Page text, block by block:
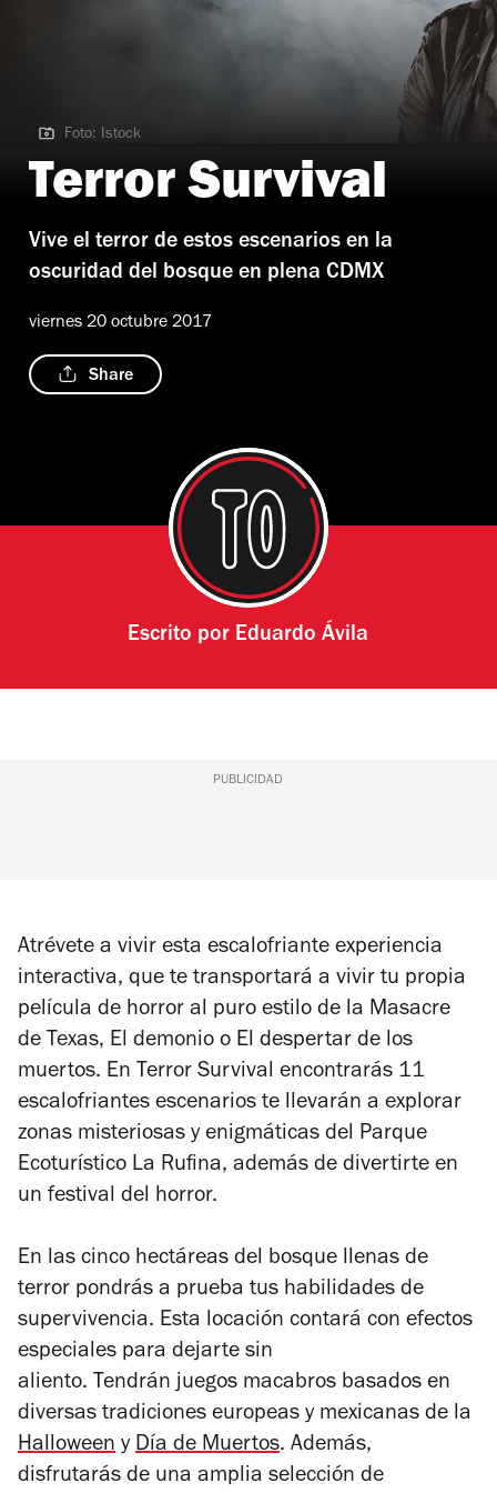
Foto: Istock
Foto: Istock
Terror Survival
Vive el terror de estos escenarios en la
oscuridad del bosque en plena CDMX
viernes 20 octubre 2017
Share
Escrito por Eduardo Ávila
PUBLICIDAD
Atrévete a vivir esta escalofriante experiencia
interactiva, que te transportará a vivir tu propia
película de horror al puro estilo de la Masacre
de Texas, El demonio o El despertar de los
muertos. En Terror Survival encontrarás 11
escalofriantes escenarios te llevarán a explorar
zonas misteriosas y enigmáticas del Parque
Ecoturístico La Rufina, además de divertirte en
un festival del horror.
En las cinco hectáreas del bosque llenas de
terror pondrás a prueba tus habilidades de
supervivencia. Esta locación contará con efectos
especiales para dejarte sin
aliento. Tendrán juegos macabros basados en
diversas tradiciones europeas y mexicanas de la
Halloween y Día de Muertos. Además,
disfrutarás de una amplia selección de